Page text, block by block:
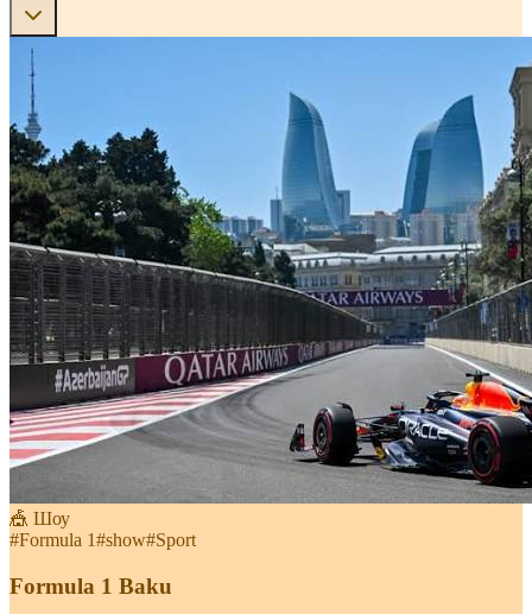
🎪 Шоу
#Formula 1#show#Sport
Formula 1 Baku